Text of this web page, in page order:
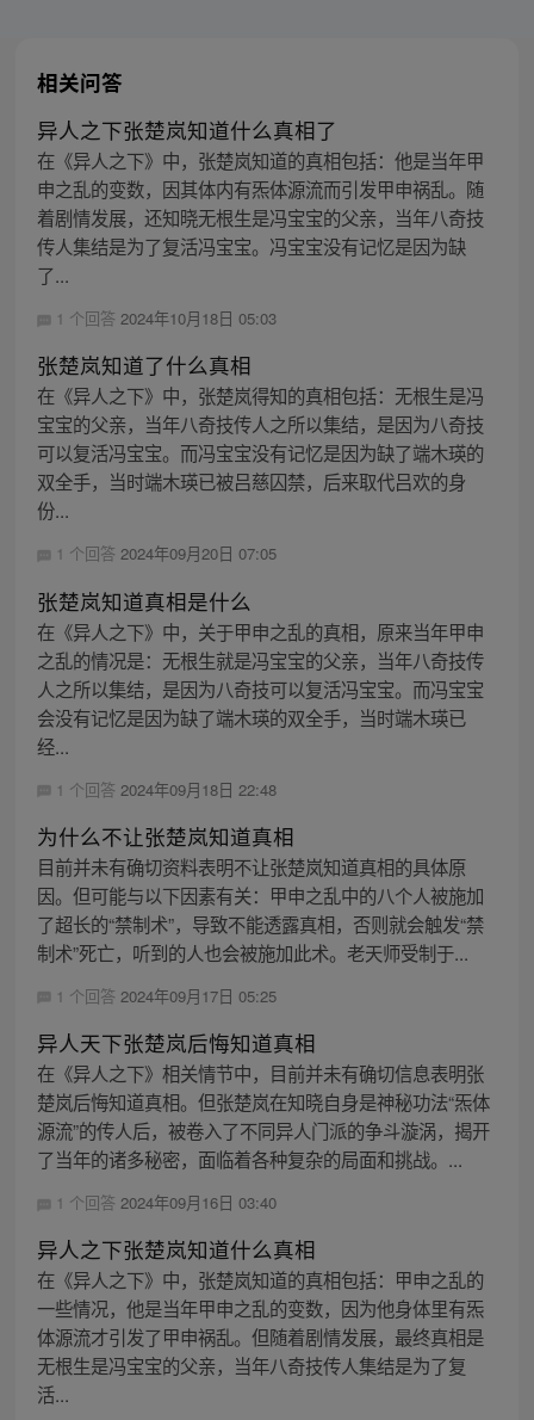
相关问答
异人之下张楚岚知道什么真相了
在《异人之下》中，张楚岚知道的真相包括：他是当年甲
申之乱的变数，因其体内有炁体源流而引发甲申祸乱。随
着剧情发展，还知晓无根生是冯宝宝的父亲，当年八奇技
传人集结是为了复活冯宝宝。冯宝宝没有记忆是因为缺
了...
1 个回答 2024年10月18日 05:03
张楚岚知道了什么真相
在《异人之下》中，张楚岚得知的真相包括：无根生是冯
宝宝的父亲，当年八奇技传人之所以集结，是因为八奇技
可以复活冯宝宝。而冯宝宝没有记忆是因为缺了端木瑛的
双全手，当时端木瑛已被吕慈囚禁，后来取代吕欢的身
份...
1 个回答 2024年09月20日 07:05
张楚岚知道真相是什么
在《异人之下》中，关于甲申之乱的真相，原来当年甲申
之乱的情况是：无根生就是冯宝宝的父亲，当年八奇技传
人之所以集结，是因为八奇技可以复活冯宝宝。而冯宝宝
会没有记忆是因为缺了端木瑛的双全手，当时端木瑛已
经...
1 个回答 2024年09月18日 22:48
为什么不让张楚岚知道真相
目前并未有确切资料表明不让张楚岚知道真相的具体原
因。但可能与以下因素有关：甲申之乱中的八个人被施加
了超长的“禁制术”，导致不能透露真相，否则就会触发“禁
制术”死亡，听到的人也会被施加此术。老天师受制于...
1 个回答 2024年09月17日 05:25
异人天下张楚岚后悔知道真相
在《异人之下》相关情节中，目前并未有确切信息表明张
楚岚后悔知道真相。但张楚岚在知晓自身是神秘功法“炁体
源流”的传人后，被卷入了不同异人门派的争斗漩涡，揭开
了当年的诸多秘密，面临着各种复杂的局面和挑战。...
1 个回答 2024年09月16日 03:40
异人之下张楚岚知道什么真相
在《异人之下》中，张楚岚知道的真相包括：甲申之乱的
一些情况，他是当年甲申之乱的变数，因为他身体里有炁
体源流才引发了甲申祸乱。但随着剧情发展，最终真相是
无根生是冯宝宝的父亲，当年八奇技传人集结是为了复
活...